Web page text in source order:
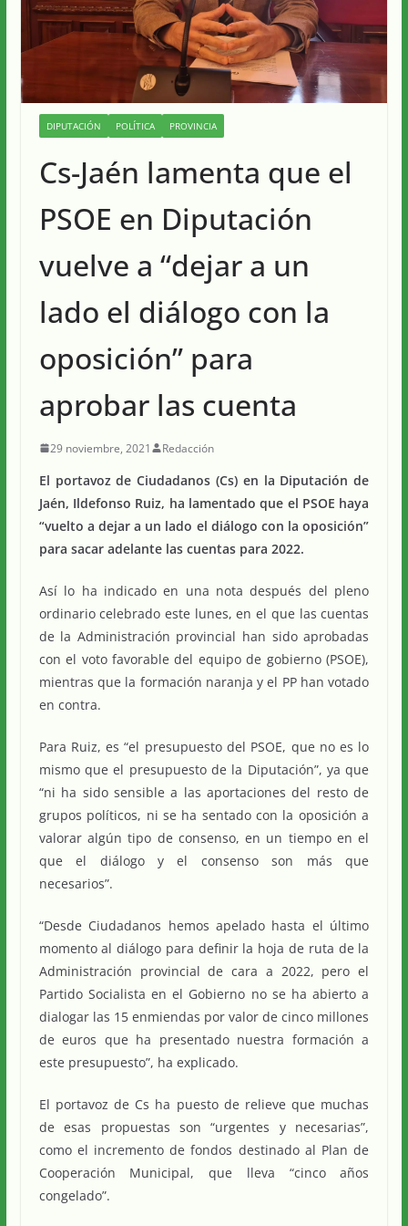
DIPUTACIÓN POLÍTICA PROVINCIA
Cs-Jaén lamenta que el
PSOE en Diputación
vuelve a “dejar a un
lado el diálogo con la
oposición” para
aprobar las cuenta
29 noviembre, 2021 Redacción
El portavoz de Ciudadanos (Cs) en la Diputación de
Jaén, Ildefonso Ruiz, ha lamentado que el PSOE haya
“vuelto a dejar a un lado el diálogo con la oposición”
para sacar adelante las cuentas para 2022.
Así lo ha indicado en una nota después del pleno
ordinario celebrado este lunes, en el que las cuentas
de la Administración provincial han sido aprobadas
con el voto favorable del equipo de gobierno (PSOE),
mientras que la formación naranja y el PP han votado
en contra.
Para Ruiz, es “el presupuesto del PSOE, que no es lo
mismo que el presupuesto de la Diputación”, ya que
“ni ha sido sensible a las aportaciones del resto de
grupos políticos, ni se ha sentado con la oposición a
valorar algún tipo de consenso, en un tiempo en el
que el diálogo y el consenso son más que
necesarios”.
“Desde Ciudadanos hemos apelado hasta el último
momento al diálogo para definir la hoja de ruta de la
Administración provincial de cara a 2022, pero el
Partido Socialista en el Gobierno no se ha abierto a
dialogar las 15 enmiendas por valor de cinco millones
de euros que ha presentado nuestra formación a
este presupuesto”, ha explicado.
El portavoz de Cs ha puesto de relieve que muchas
de esas propuestas son “urgentes y necesarias”,
como el incremento de fondos destinado al Plan de
Cooperación Municipal, que lleva “cinco años
congelado”.